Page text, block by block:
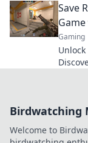
bank!
Save
Gaming
Birdwatching
Welcome to